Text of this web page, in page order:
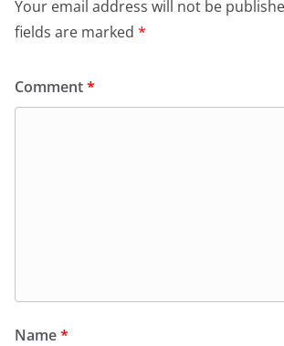
Your email address will not be
fields are marked *
Comment*
Name*